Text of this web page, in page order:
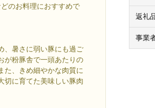
のお料理におすすめで
、暑さに弱い豚にも過ご
が粉豚舎で一頭あたりの
た、きめ細やかな肉質に
切に育てた美味しい豚肉
返礼
事業